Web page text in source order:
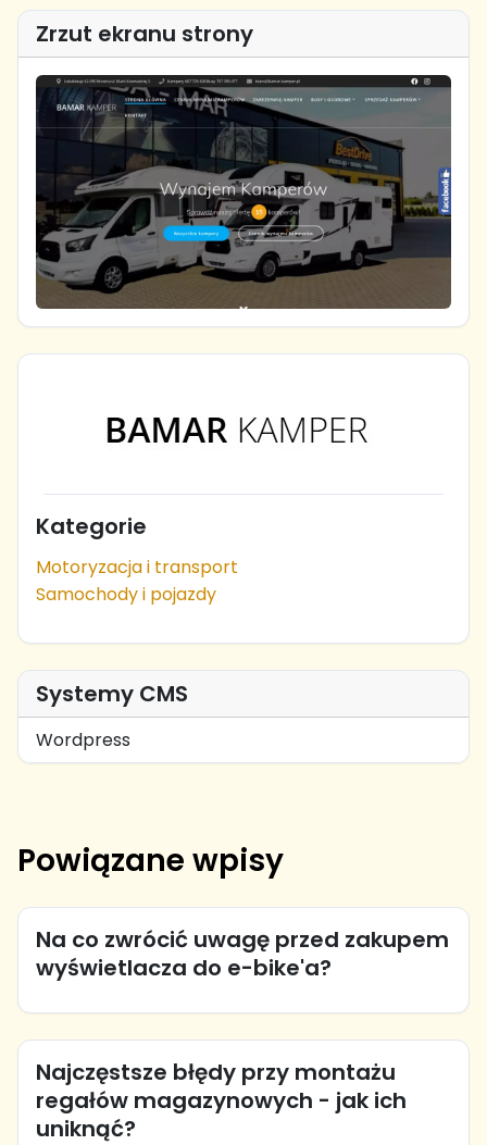
Zrzut ekranu strony
Kategorie
Motoryzacja i transport
Samochody i pojazdy
Systemy CMS
Wordpress
Powiązane wpisy
Na co zwrócić uwagę przed zakupem
wyświetlacza do e-bike'a?
Najczęstsze błędy przy montażu
regałów magazynowych - jak ich
uniknąć?